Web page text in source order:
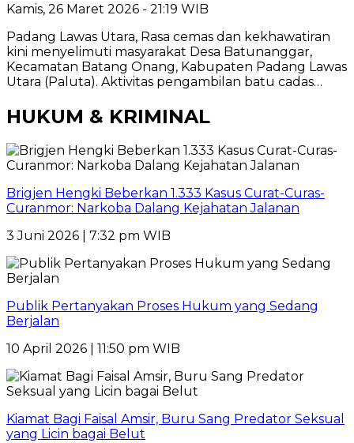
Kamis, 26 Maret 2026 - 21:19 WIB
Padang Lawas Utara, Rasa cemas dan kekhawatiran
kini menyelimuti masyarakat Desa Batunanggar,
Kecamatan Batang Onang, Kabupaten Padang Lawas
Utara (Paluta). Aktivitas pengambilan batu cadas…
HUKUM & KRIMINAL
Brigjen Hengki Beberkan 1.333 Kasus Curat-Curas-
Curanmor: Narkoba Dalang Kejahatan Jalanan
3 Juni 2026 | 7:32 pm WIB
Publik Pertanyakan Proses Hukum yang Sedang
Berjalan
10 April 2026 | 11:50 pm WIB
Kiamat Bagi Faisal Amsir, Buru Sang Predator Seksual
yang Licin bagai Belut